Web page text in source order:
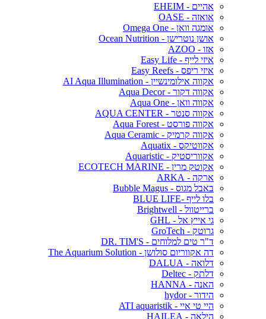
אהיים - EHEIM
אואזה - OASE
אומגה וואן - Omega One
אושן נוטרישן - Ocean Nutrition
אזו - AZOO
איזי לייף - Easy Life
איזי ריפס - Easy Reefs
אקווה אילומינשיין - AI Aqua Illumination
אקווה דקור - Aqua Decor
אקווה וואן - Aqua One
אקווה סנטר - AQUA CENTER
אקווה פורסט - Aqua Forest
אקווה קרמיק - Aqua Ceramic
אקווטיקס - Aquatix
אקווריסטיק - Aquaristic
אקוטק מרין - ECOTECH MARINE
ארקה - ARKA
באבל מגוס - Bubble Magus
בלו לייף -BLUE LIFE
ברייטוול - Brightwell
גי אייץ אל - GHL
גרוטק - GroTech
ד"ר טים למלוחים - DR. TIM'S
דה אקווריום סולושן - The Aquarium Solution
דלואה - DALUA
דלתק - Deltec
האנה - HANNA
הידור - hydor
היי טי איי - ATI aquaristik
הילאה - HAILEA